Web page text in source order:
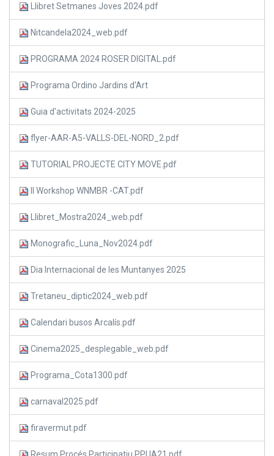
Llibret Setmanes Joves 2024.pdf
Nitcandela2024_web.pdf
PROGRAMA 2024 ROSER DIGITAL.pdf
Programa Ordino Jardins d'Art
Guia d'activitats 2024-2025
flyer-AAR-A5-VALLS-DEL-NORD_2.pdf
TUTORIAL PROJECTE CITY MOVE.pdf
II Workshop WNMBR -CAT.pdf
Llibret_Mostra2024_web.pdf
Monografic_Luna_Nov2024.pdf
Dia Internacional de les Muntanyes 2025
Tretaneu_diptic2024_web.pdf
Calendari busos Arcalís.pdf
Cinema2025_desplegable_web.pdf
Programa_Cota1300.pdf
carnaval2025.pdf
firavermut.pdf
Resum Procés Participatiu PPUA21.pdf